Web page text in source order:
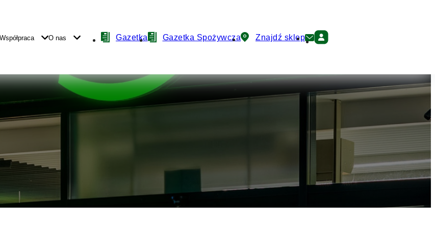
Współpraca O nas
NawigacjaGazetka Gazetka Spożywcza Znajdź sklep